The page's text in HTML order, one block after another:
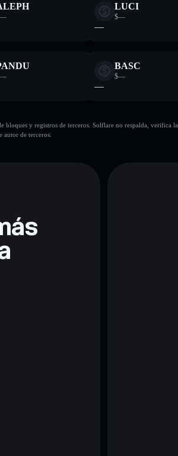
LUCI
$—
—
BASC
$—
—
bloques y registros de terceros. Solflare no respalda, verifica la
de terceros.